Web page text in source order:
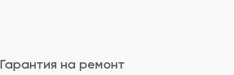
Гарантия на ремонт